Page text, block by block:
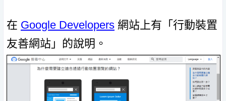
在 Google Developers 網站上有「行動裝置
友善網站」的說明。